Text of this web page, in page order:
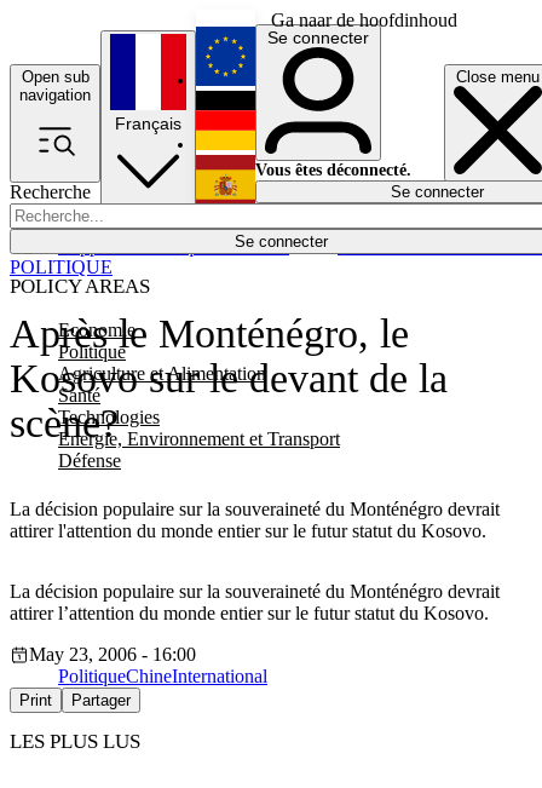
Ga naar de hoofdinhoud
Open sub
navigation
Close menu
Recherche
Se connecter
POLICY AREAS
Economie
Politique
Agriculture et Alimentation
Santé
Technologies
Energie, Environnement et Transport
Défense
Économie
Français
English
Deutsch
Español
Se connecter
Vous êtes déconnecté.
Se connecter
Après le Monténégro, le
Kosovo sur le devant de la
scène?
La décision populaire sur la souveraineté du Monténégro devrait
attirer l'attention du monde entier sur le futur statut du Kosovo.
POLITIQUE
La décision populaire sur la souveraineté du Monténégro devrait
attirer l’attention du monde entier sur le futur statut du Kosovo.
May 23, 2006 - 16:00
PolitiqueChineInternational
Print Partager
LES PLUS LUS